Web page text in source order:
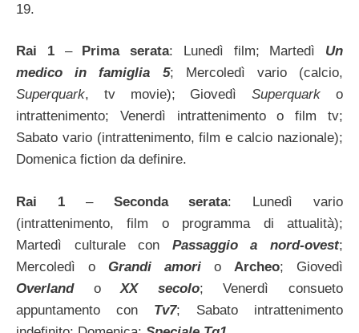
19.
Rai 1– Prima serata: Lunedì film; Martedì Un
medico in famiglia 5; Mercoledì vario (calcio,
Superquark, tv movie); GiovedìSuperquark o
intrattenimento; Venerdì intrattenimento o film tv;
Sabato vario (intrattenimento, film e calcio nazionale);
Domenica fiction da definire.
Rai 1– Seconda serata: Lunedì vario
(intrattenimento, film o programma di attualità);
Martedì culturale con Passaggio a nord-ovest;
Mercoledì o Grandi amori o Archeo; Giovedì
OverlandoXX secolo; Venerdì consueto
appuntamento con Tv7; Sabato intrattenimento